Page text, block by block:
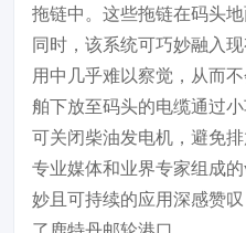
拖链中。这些拖链在码头
同时，该系统可巧妙融入
用中几乎难以察觉，从而
舶下放至码头的电缆通过
可关闭柴油发电机，避免
专业媒体和业界专家组成
妙且可持续的应用深感赞